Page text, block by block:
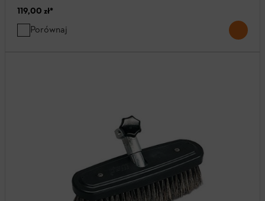
119,00 zł*
Porównaj